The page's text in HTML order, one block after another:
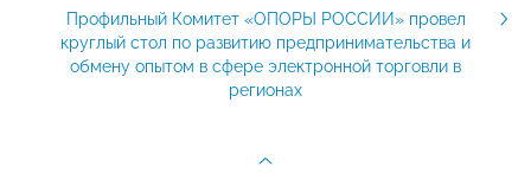
Профильный Комитет «ОПОРЫ РОССИИ» провел
круглый стол по развитию предпринимательства и
обмену опытом в сфере электронной торговли в
регионах